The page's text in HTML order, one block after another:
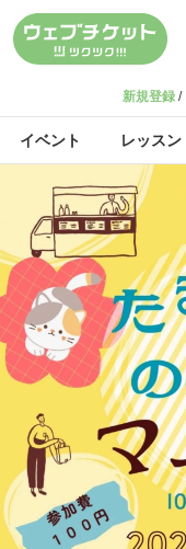
新規登録 /
イベント レッスン